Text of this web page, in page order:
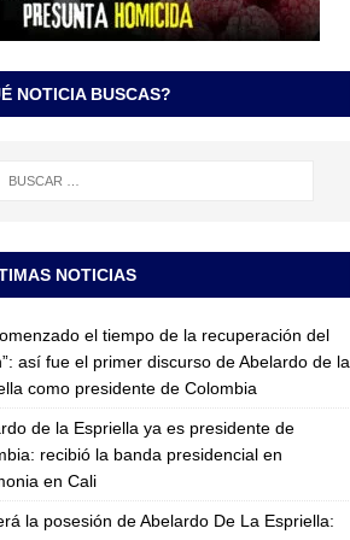
NOTICIA BUSCAS?
NOTICIAS
el tiempo de la recuperación del
así fue el primer discurso de Abelardo de la
como presidente de Colombia
de la Espriella ya es presidente de
recibió la banda presidencial en
en Cali
la posesión de Abelardo De La Espriella: